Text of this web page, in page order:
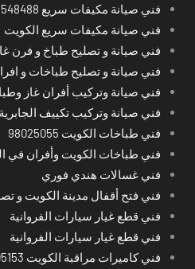
فني صيانة مكيفات سريع 98548488 الدسمة
فني صيانة مكيفات سريع الكويت
فني صيانة و تصليح طباخ و فرن
فني صيانة و تصليح طباخات و
فني صيانة وتركيب أفران غاز
فني صيانة وتركيب تكييف الجابرية
فني طباخات الكويت 98025055
فني طباخات الكويت وأفران في
فني غسالات هندي فوري
فني فتح أقفال مدينة الكويت و
فني قطع غيار سيارات الفروانية
فني قطع غيار سيارات الفروانية
فني كاميرات مراقبة الكويت 90905153